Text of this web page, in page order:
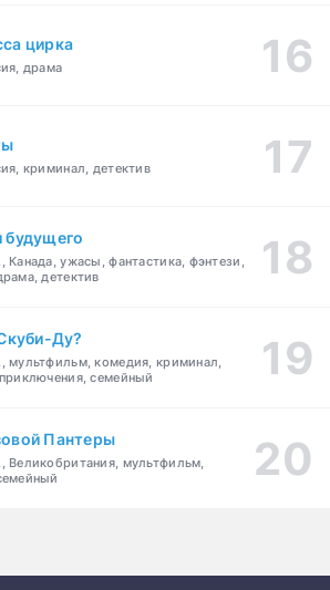
цирка
драма
криминал, детектив
будущего
ужасы, фантастика, фэнтези,
детектив
Ду?
мультфильм, комедия, криминал,
семейный
Пантеры
Великобритания, мультфильм,